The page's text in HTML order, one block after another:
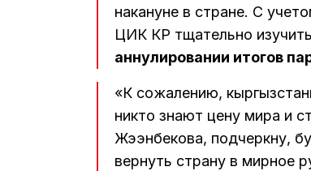
накануне в стране. С
ЦИК КР тщательно
аннулировании итогов
«К сожалению,
никто знают цену мира и
Жээнбекова, подчеркну,
вернуть страну в мирное